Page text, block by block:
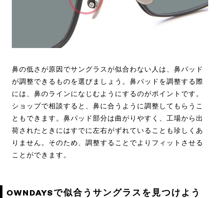
鼻の低さが原因でサングラスが似合わない人は、鼻パッド
が調整できるものを選びましょう。鼻パッドを調整する際
には、鼻のラインになじむようにするのがポイントです。
ショップで相談すると、鼻に合うように調整してもらうこ
ともできます。鼻パッド部分は曲がりやすく、工場から出
荷されたときにはすでに左右がずれていることも珍しくあ
りません。そのため、調整することでよりフィットさせる
ことができます。
OWNDAYSで似合うサングラスを見つけよう